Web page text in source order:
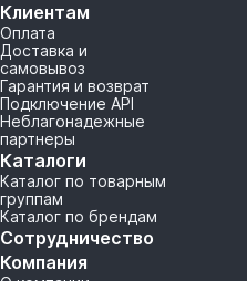
Клиентам
Оплата
Доставка и
самовывоз
Гарантия и возврат
Подключение API
Неблагонадежные
партнеры
Каталоги
Каталог по товарным
группам
Каталог по брендам
Сотрудничество
Компания